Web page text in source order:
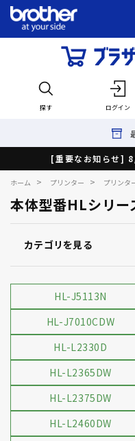
探す ログイン
[重要なお知らせ]
ホーム > プリンター > プリンタ
本体型番HLシリー
カテゴリを見る
HL-J5113N
HL-J7010CDW
HL-L2330D
HL-L2365DW
HL-L2375DW
HL-L2460DW